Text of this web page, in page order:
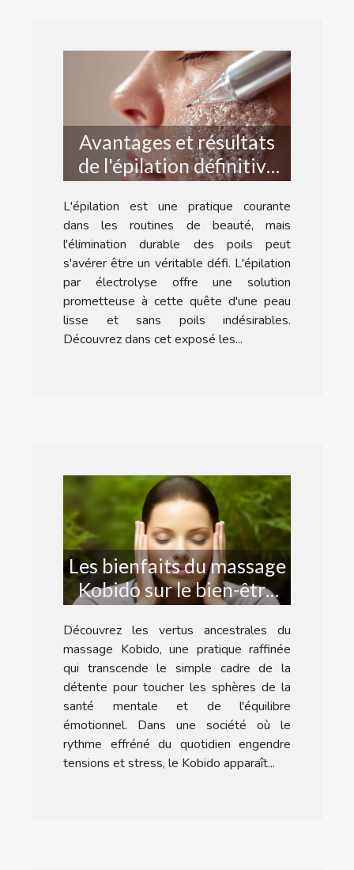
Avantages et résultats
de l'épilation définitive
par électrolyse
L'épilation est une pratique courante
dans les routines de beauté, mais
l'élimination durable des poils peut
s'avérer être un véritable défi. L'épilation
par électrolyse offre une solution
prometteuse à cette quête d'une peau
lisse et sans poils indésirables.
Découvrez dans cet exposé les...
Les bienfaits du massage
Kobido sur le bien-être
psychologique et la
réduction du stress
Découvrez les vertus ancestrales du
massage Kobido, une pratique raffinée
qui transcende le simple cadre de la
détente pour toucher les sphères de la
santé mentale et de l'équilibre
émotionnel. Dans une société où le
rythme effréné du quotidien engendre
tensions et stress, le Kobido apparaît...